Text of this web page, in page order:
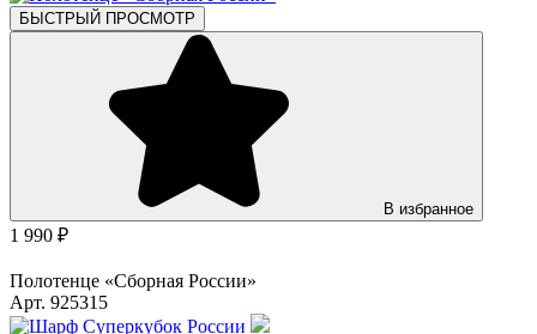
БЫСТРЫЙ ПРОСМОТР
В избранное
1 990 ₽
Полотенце «Сборная России»
Арт. 925315